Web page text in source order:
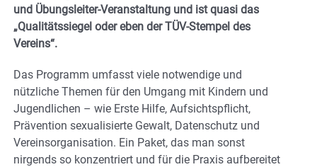
und Übungsleiter-Veranstaltung und ist quasi das
„Qualitätssiegel oder eben der TÜV-Stempel des
Vereins“.
Das Programm umfasst viele notwendige und
nützliche Themen für den Umgang mit Kindern und
Jugendlichen – wie Erste Hilfe, Aufsichtspflicht,
Prävention sexualisierte Gewalt, Datenschutz und
Vereinsorganisation. Ein Paket, das man sonst
nirgends so konzentriert und für die Praxis aufbereitet